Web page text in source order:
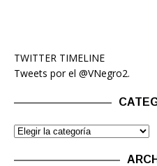
TWITTER TIMELINE
Tweets por el @VNegro2.